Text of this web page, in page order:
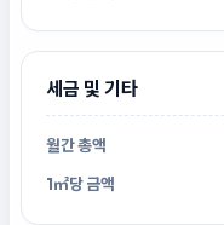
세금 및 기타